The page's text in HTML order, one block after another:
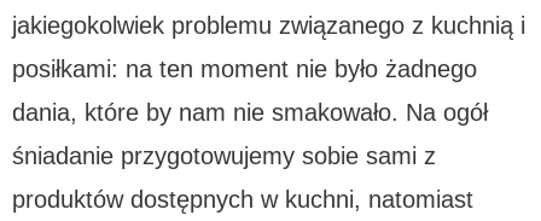
jakiegokolwiek problemu związanego z kuchnią i
posiłkami: na ten moment nie było żadnego
dania, które by nam nie smakowało. Na ogół
śniadanie przygotowujemy sobie sami z
produktów dostępnych w kuchni, natomiast